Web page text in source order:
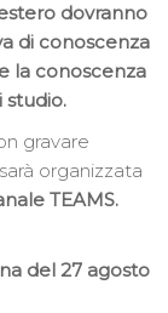
dovranno
di conoscenza
la conoscenza
studio.
gravare
organizzata
TEAMS.
del 27 agosto